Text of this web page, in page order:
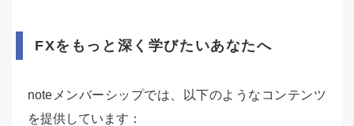
FXをもっと深く学びたいあなたへ
noteメンバーシップでは、以下のようなコンテンツ
を提供しています：